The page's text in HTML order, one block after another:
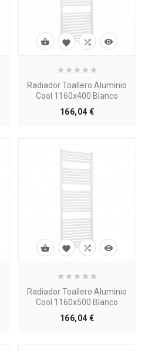
Radiador Toallero Aluminio
Cool 1160x400 Blanco
166,04 €Precio
   
Radiador Toallero Aluminio
Cool 1160x500 Blanco
166,04 €Precio
   